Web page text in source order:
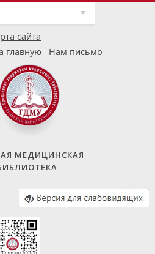
сайта
главную Нам письмо
МЕДИЦИНСКАЯ